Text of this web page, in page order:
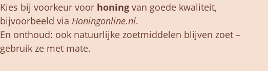
Kies bij voorkeur voor honing van goede kwaliteit,
bijvoorbeeld via Honingonline.nl.
En onthoud: ook natuurlijke zoetmiddelen blijven zoet –
gebruik ze met mate.